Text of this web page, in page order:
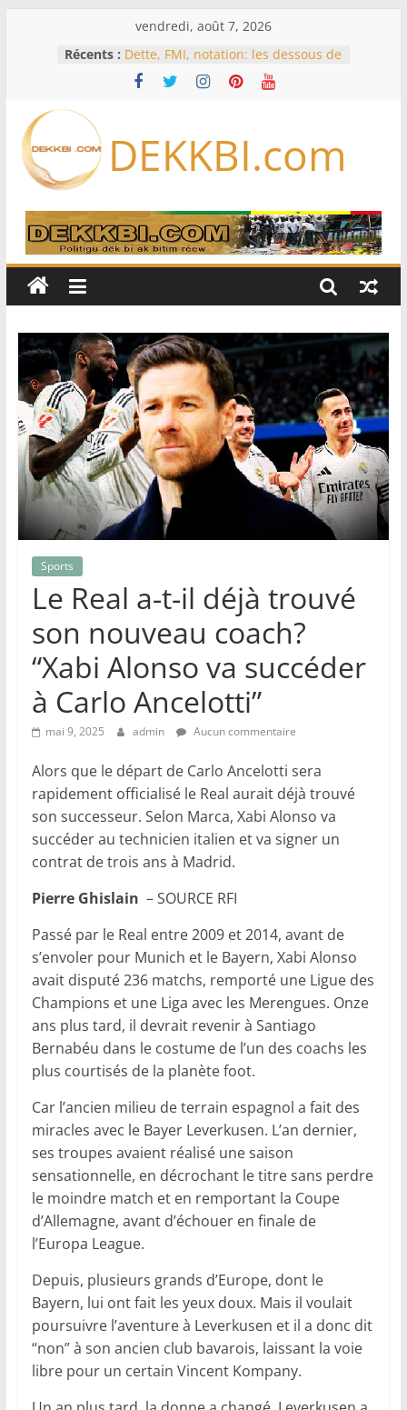
vendredi, août 7, 2026
Récents : Dette, FMI, notation: les dessous de
l’effondrement des IDE au
Sénégal…comment le Sénégal est
Bénin: Patrice Talon élu président
du Sénat, moins de trois mois
Pakistan et la Turquie signent un
accord de défense
RD Congo: Kinshasa interdit les
exportations de cuivre et de cobalt
production
extraordinaire: Six commissions
d’enquête à l’ordre du jour ce lundi
DEKKBI.com
Sports
Le Real a-t-il déjà trouvé
son nouveau coach?
“Xabi Alonso va succéder
à Carlo Ancelotti”
mai 9, 2025 admin Aucun commentaire
Alors que le départ de Carlo Ancelotti sera
rapidement officialisé le Real aurait déjà trouvé
son successeur. Selon Marca, Xabi Alonso va
succéder au technicien italien et va signer un
contrat de trois ans à Madrid.
Pierre Ghislain – SOURCE RFI
Passé par le Real entre 2009 et 2014, avant de
s’envoler pour Munich et le Bayern, Xabi Alonso
avait disputé 236 matchs, remporté une Ligue des
Champions et une Liga avec les Merengues. Onze
ans plus tard, il devrait revenir à Santiago
Bernabéu dans le costume de l’un des coachs les
plus courtisés de la planète foot.
Car l’ancien milieu de terrain espagnol a fait des
miracles avec le Bayer Leverkusen. L’an dernier,
ses troupes avaient réalisé une saison
sensationnelle, en décrochant le titre sans perdre
le moindre match et en remportant la Coupe
d’Allemagne, avant d’échouer en finale de
l’Europa League.
Depuis, plusieurs grands d’Europe, dont le
Bayern, lui ont fait les yeux doux. Mais il voulait
poursuivre l’aventure à Leverkusen et il a donc dit
“non” à son ancien club bavarois, laissant la voie
libre pour un certain Vincent Kompany.